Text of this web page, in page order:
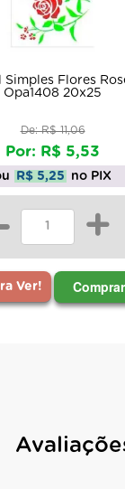
Stencil Pintura
1149
De: R$
Por: R$
ou R$ 3,14
BoOoOra Ver!